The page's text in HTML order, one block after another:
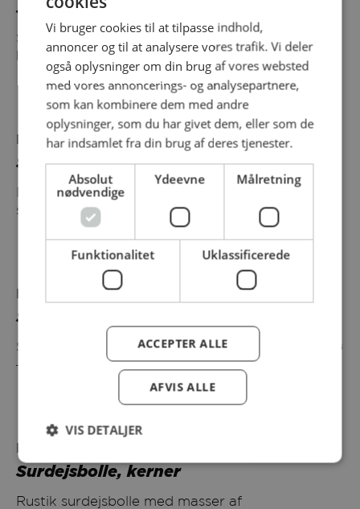
Surdejs burgerbolle med bælgfrugter
Stor og spændende burgerbolle bagt med
bælgfrugter og rugsurdej. Super...
Produkt
Surdejs brunch mix
surdejs brunchstykker. Indeholder:...
Surdejsbolle, sesam
Surdejsbolle fyldt med smag fra ristede sesamfrø
– indeni og...
Surdejsbolle, kerner
Rustik surdejsbolle med masser af
Vi bruger cookies til at tilpasse indhold,
annoncer og til at analysere vores trafik. Vi deler
også oplysninger om din brug af vores websted
med vores annoncerings- og analysepartnere,
som kan kombinere dem med andre
oplysninger, som du har givet dem, eller som de
har indsamlet fra din brug af deres tjenester.
Absolut
nødvendige
Ydeevne Målretning
Funktionalitet Uklassificerede
ACCEPTER ALLE
AFVIS ALLE
VIS DETALJER